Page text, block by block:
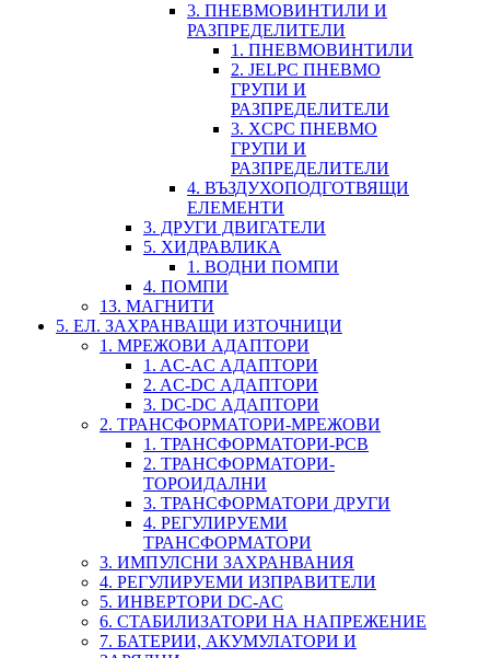
3. ПНЕВМОВИНТИЛИ И
РАЗПРЕДЕЛИТЕЛИ
1. ПНЕВМОВИНТИЛИ
2. JELPC ПНЕВМО
ГРУПИ И
РАЗПРЕДЕЛИТЕЛИ
3. XCPC ПНЕВМО
ГРУПИ И
РАЗПРЕДЕЛИТЕЛИ
4. ВЪЗДУХОПОДГОТВЯЩИ
ЕЛЕМЕНТИ
3. ДРУГИ ДВИГАТЕЛИ
5. ХИДРАВЛИКА
1. ВОДНИ ПОМПИ
4. ПОМПИ
13. МАГНИТИ
5. ЕЛ. ЗАХРАНВАЩИ ИЗТОЧНИЦИ
1. МРЕЖОВИ АДАПТОРИ
1. AC-AC АДАПТОРИ
2. AC-DC АДАПТОРИ
3. DC-DC АДАПТОРИ
2. ТРАНСФОРМАТОРИ-МРЕЖОВИ
1. ТРАНСФОРМАТОРИ-PCB
2. ТРАНСФОРМАТОРИ-
ТОРОИДАЛНИ
3. ТРАНСФОРМАТОРИ ДРУГИ
4. РЕГУЛИРУЕМИ
ТРАНСФОРМАТОРИ
3. ИМПУЛСНИ ЗАХРАНВАНИЯ
4. РЕГУЛИРУЕМИ ИЗПРАВИТЕЛИ
5. ИНВЕРТОРИ DC-AC
6. СТАБИЛИЗАТОРИ НА НАПРЕЖЕНИЕ
7. БАТЕРИИ, АКУМУЛАТОРИ И